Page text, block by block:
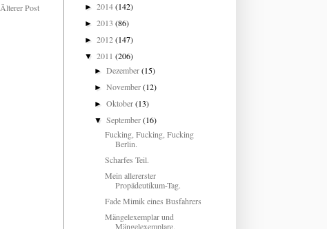
Älterer Post ► 2014(142)
► 2013 (86)
► 2012(147)
▼ 2011 (206)
►Dezember(15)
►November(12)
►Oktober(13)
▼September(16)
Fucking, Fucking, Fucking
Berlin.
Scharfes Teil.
Mein allererster
Propädeutikum-Tag.
Fade Mimik eines Busfahrers
Mängelexemplar und
Mängelexemplare.